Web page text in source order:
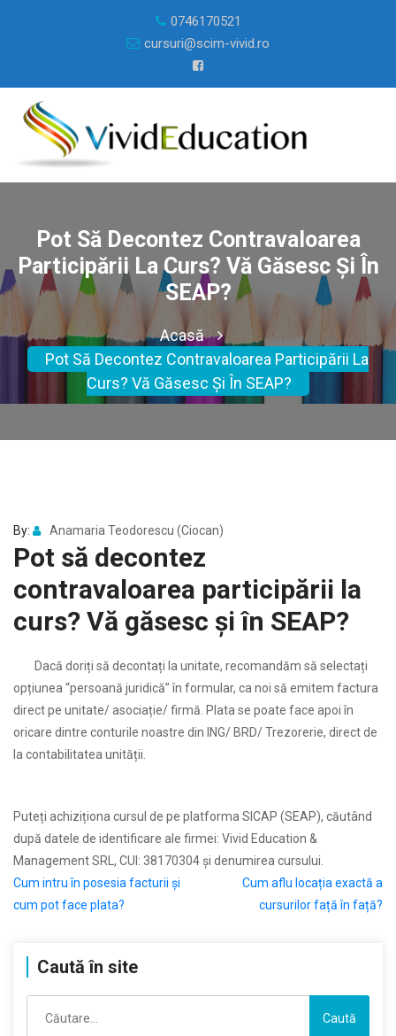
0746170521
cursuri@scim-vivid.ro
Pot Să Decontez Contravaloarea
Participării La Curs? Vă Găsesc Și În
SEAP?
Acasă
Pot Să Decontez Contravaloarea Participării La
Curs? Vă Găsesc Și În SEAP?
By: Anamaria Teodorescu (Ciocan)
Pot să decontez
contravaloarea participării la
curs? Vă găsesc și în SEAP?
Dacă doriți să decontați la unitate, recomandăm să selectați
opțiunea “persoană juridică” în formular, ca noi să emitem factura
direct pe unitate/ asociație/ firmă. Plata se poate face apoi în
oricare dintre conturile noastre din ING/ BRD/ Trezorerie, direct de
la contabilitatea unității.
Puteți achiziționa cursul de pe platforma SICAP (SEAP), căutând
după datele de identificare ale firmei: Vivid Education &
Management SRL, CUI: 38170304 și denumirea cursului.
Navigare
articole
Cum intru în posesia facturii și
cum pot face plata?
Cum aflu locația exactă a
cursurilor față în față?
Caută în site
după: